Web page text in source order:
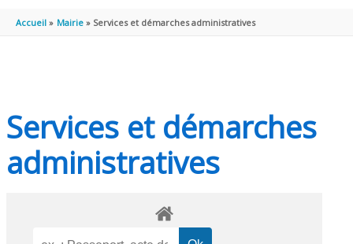
PRINCIPAL
Accueil Mairie Services et démarches administratives
Services et démarches
administratives